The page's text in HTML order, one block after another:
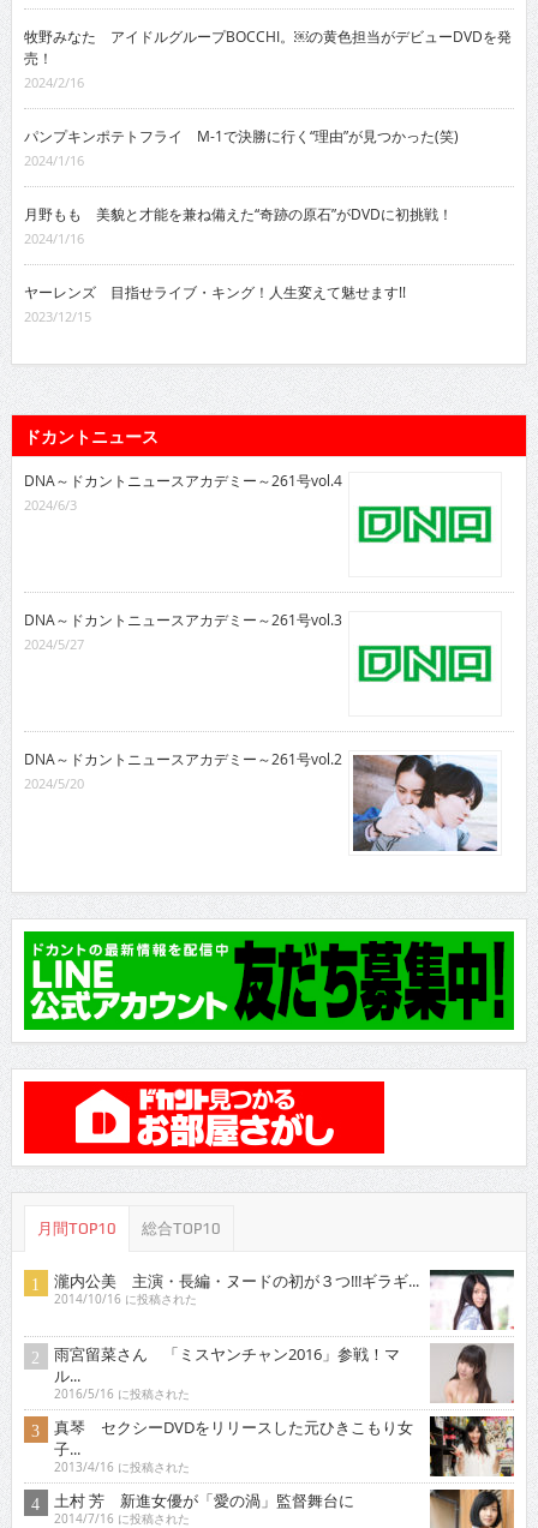
牧野みなた アイドルグループBOCCHI。￼の黄色担当がデビューDVDを発
売！
2024/2/16
パンプキンポテトフライ M-1で決勝に行く“理由”が見つかった(笑)
2024/1/16
月野もも 美貌と才能を兼ね備えた“奇跡の原石”がDVDに初挑戦！
2024/1/16
ヤーレンズ 目指せライブ・キング！人生変えて魅せます!!
2023/12/15
ドカントニュース
DNA～ドカントニュースアカデミー～261号vol.4
2024/6/3
DNA～ドカントニュースアカデミー～261号vol.3
2024/5/27
DNA～ドカントニュースアカデミー～261号vol.2
2024/5/20
月間TOP10 総合TOP10
瀧内公美 主演・長編・ヌードの初が３つ!!!ギラギ...
2014/10/16 に投稿された
雨宮留菜さん 「ミスヤンチャン2016」参戦！マ
ル...
2016/5/16 に投稿された
真琴 セクシーDVDをリリースした元ひきこもり女
子...
2013/4/16 に投稿された
土村 芳 新進女優が「愛の渦」監督舞台に
2014/7/16 に投稿された